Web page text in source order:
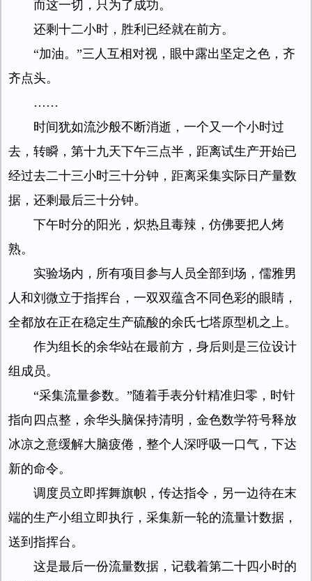
而这一切，只为了成功。
还剩十二小时，胜利已经就在前方。
“加油。”三人互相对视，眼中露出坚定之色，齐
齐点头。
……
时间犹如流沙般不断消逝，一个又一个小时过
去，转瞬，第十九天下午三点半，距离试生产开始已
经过去二十三小时三十分钟，距离采集实际日产量数
据，还剩最后三十分钟。
下午时分的阳光，炽热且毒辣，仿佛要把人烤
熟。
实验场内，所有项目参与人员全部到场，儒雅男
人和刘微立于指挥台，一双双蕴含不同色彩的眼睛，
全都放在正在稳定生产硫酸的余氏七塔原型机之上。
作为组长的余华站在最前方，身后则是三位设计
组成员。
“采集流量参数。”随着手表分针精准归零，时针
指向四点整，余华头脑保持清明，金色数学符号释放
冰凉之意缓解大脑疲倦，整个人深呼吸一口气，下达
新的命令。
调度员立即挥舞旗帜，传达指令，另一边待在末
端的生产小组立即执行，采集新一轮的流量计数据，
送到指挥台。
这是最后一份流量数据，记载着第二十四小时的